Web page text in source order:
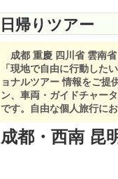
日帰りツアー
成都 重慶 四川省 雲南
「現地で自由に行動した
ョナルツアー 情報をご提
ン、車両・ガイドチャー
です。自由な個人旅行に
成都・西南 昆